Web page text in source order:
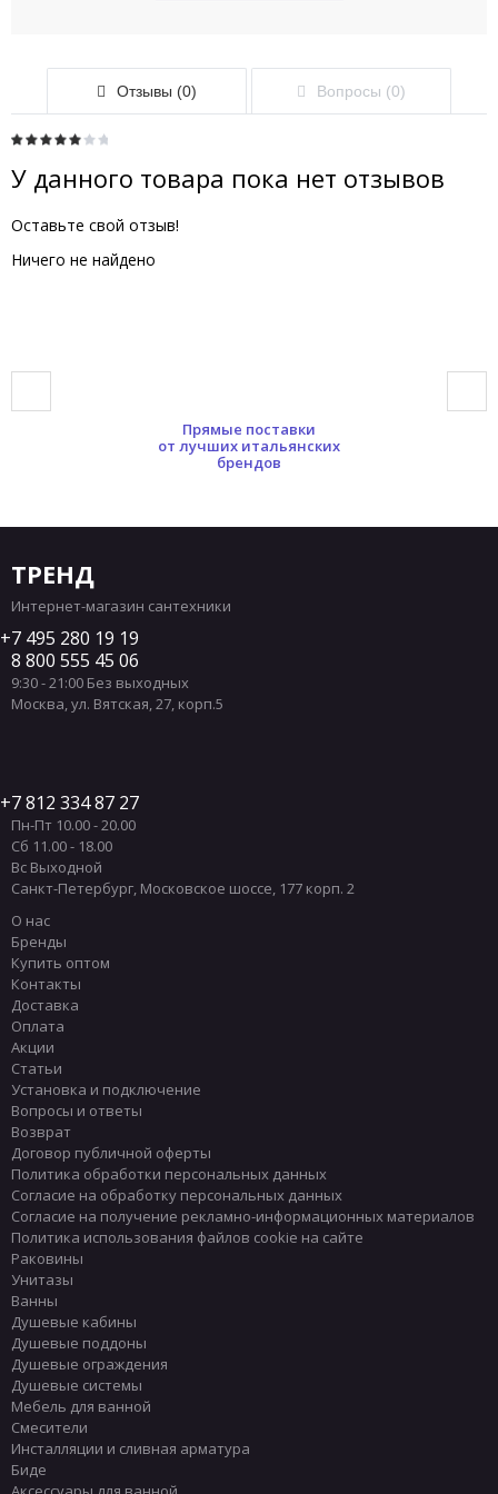
Отзывы (0) Вопросы (0)
У данного товара пока нет отзывов
Оставьте свой отзыв!
Ничего не найдено
Прямые поставки
от лучших итальянских
брендов
ТРЕНД
Интернет-магазин сантехники
7 495 280 19 19
8 800 555 45 06
9:30 - 21:00 Без выходных
Москва,ул. Вятская, 27, корп.5
7 812 334 87 27
Пн-Пт 10.00 - 20.00
Сб 11.00 - 18.00
Вс Выходной
Санкт-Петербург, Московское шоссе, 177 корп. 2
О нас
Бренды
Купить оптом
Контакты
Доставка
Оплата
Акции
Статьи
Установка и подключение
Вопросы и ответы
Возврат
Договор публичной оферты
Политика обработки персональных данных
Согласие на обработку персональных данных
Согласие на получение рекламно-информационных материалов
Политика использования файлов cookie на сайте
Раковины
Унитазы
Ванны
Душевые кабины
Душевые поддоны
Душевые ограждения
Душевые системы
Мебель для ванной
Смесители
Инсталляции и сливная арматура
Биде